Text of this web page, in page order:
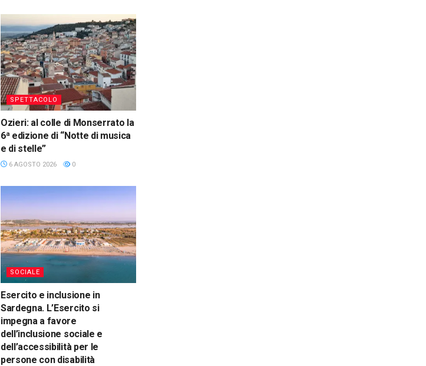
SPETTACOLO
Ozieri: al colle di Monserrato la
6ª edizione di “Notte di musica
e di stelle”
6 AGOSTO 2026 0
SOCIALE
Esercito e inclusione in
Sardegna. L’Esercito si
impegna a favore
dell’inclusione sociale e
dell’accessibilità per le
persone con disabilità